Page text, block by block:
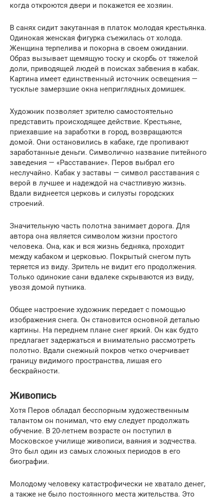
когда откроются двери и покажется ее хозяин.
В санях сидит закутанная в платок молодая крестьянка.
Одинокая женская фигурка съежилась от холода.
Женщина терпелива и покорна в своем ожидании.
Образ вызывает щемящую тоску и скорбь от тяжелой
доли, приводящей людей в поисках забвения в кабак.
Картина имеет единственный источник освещения —
тусклые замерзшие окна неприглядных домишек.
Художник позволяет зрителю самостоятельно
представить происходящее действие. Крестьяне,
приехавшие на заработки в город, возвращаются
домой. Они остановились в кабаке, где пропивают
заработанные деньги. Символично название питейного
заведения — «Расставание». Перов выбрал его
неслучайно. Кабак у заставы — символ расставания с
верой в лучшее и надеждой на счастливую жизнь.
Вдали виднеется церковь и силуэты городских
строений.
Значительную часть полотна занимает дорога. Для
автора она является символом жизни простого
человека. Она, как и вся жизнь бедняка, проходит
между кабаком и церковью. Покрытый снегом путь
теряется из виду. Зритель не видит его продолжения.
Только одинокие сани вдалеке скрываются из виду,
увозя домой путника.
Общее настроение художник передает с помощью
изображения снега. Он становится основной деталью
картины. На переднем плане снег яркий. Он как будто
предлагает задержаться и внимательно рассмотреть
полотно. Вдали снежный покров четко очерчивает
границу видимого пространства, лишая его
бескрайности.
Живопись
Хотя Перов обладал бесспорным художественным
талантом он понимал, что ему следует продолжать
обучение. В 20-летнем возрасте он поступил в
Московское училище живописи, ваяния и зодчества.
Это был один из самых сложных периодов в его
биографии.
Молодому человеку катастрофически не хватало денег,
а также не было постоянного места жительства. Это